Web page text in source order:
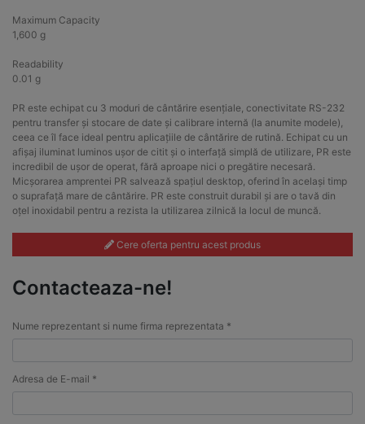
Maximum Capacity
1,600 g
Readability
0.01 g
PR este echipat cu 3 moduri de cântărire esențiale, conectivitate RS-232
pentru transfer și stocare de date și calibrare internă (la anumite modele),
ceea ce îl face ideal pentru aplicațiile de cântărire de rutină. Echipat cu un
afișaj iluminat luminos ușor de citit și o interfață simplă de utilizare, PR este
incredibil de ușor de operat, fără aproape nici o pregătire necesară.
Micșorarea amprentei PR salvează spațiul desktop, oferind în același timp
o suprafață mare de cântărire. PR este construit durabil și are o tavă din
oțel inoxidabil pentru a rezista la utilizarea zilnică la locul de muncă.
Cere oferta pentru acest produs
Contacteaza-ne!
Nume reprezentant si nume firma reprezentata *
Adresa de E-mail *